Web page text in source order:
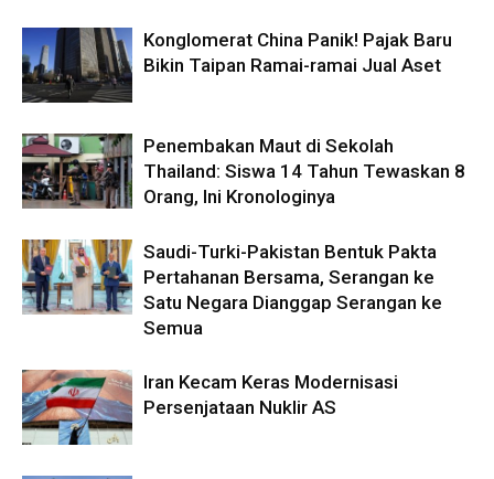
Konglomerat China Panik! Pajak Baru
Bikin Taipan Ramai-ramai Jual Aset
Penembakan Maut di Sekolah
Thailand: Siswa 14 Tahun Tewaskan 8
Orang, Ini Kronologinya
Saudi-Turki-Pakistan Bentuk Pakta
Pertahanan Bersama, Serangan ke
Satu Negara Dianggap Serangan ke
Semua
Iran Kecam Keras Modernisasi
Persenjataan Nuklir AS